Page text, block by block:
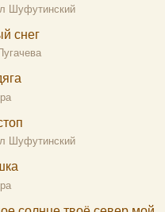
Шуфутинский
снег
Шуфутинский